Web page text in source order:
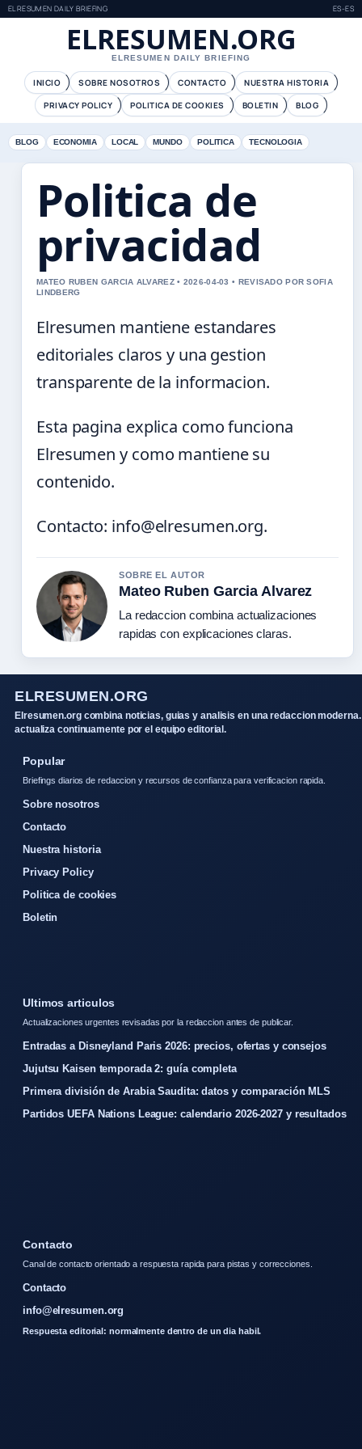
ELRESUMEN DAILY BRIEFING ES-ES
ELRESUMEN.ORG
ELRESUMEN DAILY BRIEFING
INICIO SOBRE NOSOTROS CONTACTO
NUESTRA HISTORIA
PRIVACY POLICY
POLITICA DE COOKIES BOLETIN BLOG
BLOG ECONOMIA LOCAL MUNDO POLITICA TECNOLOGIA
Politica de
privacidad
MATEO RUBEN GARCIA ALVAREZ • 2026-04-03 • REVISADO POR SOFIA
LINDBERG
Elresumen mantiene estandares
editoriales claros y una gestion
transparente de la informacion.
Esta pagina explica como funciona
Elresumen y como mantiene su
contenido.
Contacto: info@elresumen.org.
SOBRE EL AUTOR
Mateo Ruben Garcia Alvarez
La redaccion combina actualizaciones
rapidas con explicaciones claras.
ELRESUMEN.ORG
Elresumen.org combina noticias, guias y analisis en una redaccion moderna.
actualiza continuamente por el equipo editorial.
Popular
Briefings diarios de redaccion y recursos de confianza para verificacion rapida.
Sobre nosotros
Contacto
Nuestra historia
Privacy Policy
Politica de cookies
Boletin
Ultimos articulos
Actualizaciones urgentes revisadas por la redaccion antes de publicar.
Entradas a Disneyland Paris 2026: precios, ofertas y consejos
Jujutsu Kaisen temporada 2: guía completa
Primera división de Arabia Saudita: datos y comparación MLS
Partidos UEFA Nations League: calendario 2026-2027 y resultados
Contacto
Canal de contacto orientado a respuesta rapida para pistas y correcciones.
Contacto
info@elresumen.org
Respuesta editorial: normalmente dentro de un dia habil.